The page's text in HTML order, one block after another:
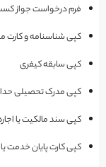
فرم درخواست جواز
کپی شناسنامه و کارت
کپی سابقه کیفری
کپی مدرک تحصیلی
کپی سند مالکیت یا
کپی کارت پایان خدمت